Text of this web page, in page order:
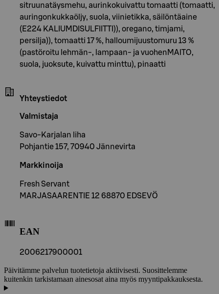
sitruunatäysmehu, aurinkokuivattu tomaatti (tomaatti,
auringonkukkaöljy, suola, viinietikka, säilöntäaine
(E224 KALIUMDISULFIITTI)), oregano, timjami,
persilja)), tomaatti 17 %, halloumijuustomuru 13 %
(pastöroitu lehmän-, lampaan- ja vuohenMAITO,
suola, juoksute, kuivattu minttu), pinaatti
Yhteystiedot
Valmistaja
Savo-Karjalan liha
Pohjantie 157, 70940 Jännevirta
Markkinoija
Fresh Servant
MARJASAARENTIE 12 68870 EDSEVÖ
EAN
2006217900001
Päivitämme palvelun tuotetietoja aktiivisesti. Suosittelemme
kuitenkin tarkistamaan ainesosat aina myös myyntipakkauksesta.